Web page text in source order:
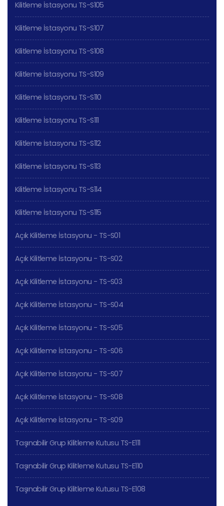
Kilitleme İstasyonu TS-S105
Kilitleme İstasyonu TS-S107
Kilitleme İstasyonu TS-S108
Kilitleme İstasyonu TS-S109
Kilitleme İstasyonu TS-S110
Kilitleme İstasyonu TS-S111
Kilitleme İstasyonu TS-S112
Kilitleme İstasyonu TS-S113
Kilitleme İstasyonu TS-S114
Kilitleme İstasyonu TS-S115
Açık Kilitleme İstasyonu - TS-S01
Açık Kilitleme İstasyonu - TS-S02
Açık Kilitleme İstasyonu - TS-S03
Açık Kilitleme İstasyonu - TS-S04
Açık Kilitleme İstasyonu - TS-S05
Açık Kilitleme İstasyonu - TS-S06
Açık Kilitleme İstasyonu - TS-S07
Açık Kilitleme İstasyonu - TS-S08
Açık Kilitleme İstasyonu - TS-S09
Taşınabilir Grup Kilitleme Kutusu TS-E111
Taşınabilir Grup Kilitleme Kutusu TS-E110
Taşınabilir Grup Kilitleme Kutusu TS-E108